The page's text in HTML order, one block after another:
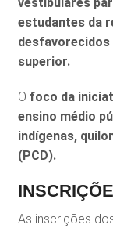
vestibulares
estudantes da
desfavorecidos
superior.
O foco da
ensino médio
indígenas,
(PCD).
As inscrições